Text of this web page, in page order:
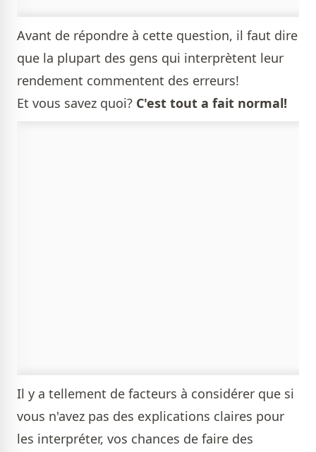
Avant de répondre à cette question, il faut dire
que la plupart des gens qui interprètent leur
rendement commentent des erreurs!
Et vous savez quoi? C'est tout a fait normal!
Il y a tellement de facteurs à considérer que si
vous n'avez pas des explications claires pour
les interpréter, vos chances de faire des